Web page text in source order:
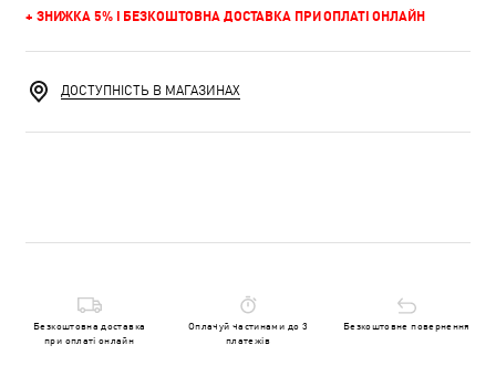
+ ЗНИЖКА 5% І БЕЗКОШТОВНА ДОСТАВКА ПРИ ОПЛАТІ ОНЛАЙН
ДОСТУПНІСТЬ В МАГАЗИНАХ
Безкоштовна доставка
при оплаті онлайн
Оплачуй частинами до 3
платежів
Безкоштовне повернення